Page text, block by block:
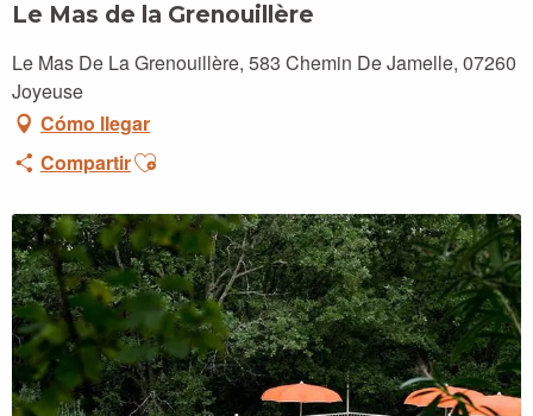
Le Mas de la Grenouillère
Le Mas De La Grenouillère, 583 Chemin De Jamelle, 07260
Joyeuse
Cómo llegar
CompartirAjouter aux favoris